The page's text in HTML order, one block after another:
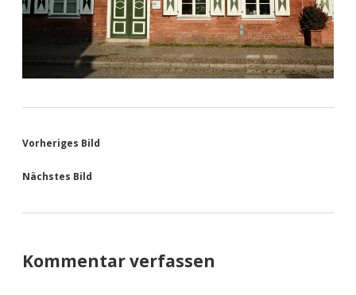
Vorheriges Bild
Nächstes Bild
Kommentar verfassen